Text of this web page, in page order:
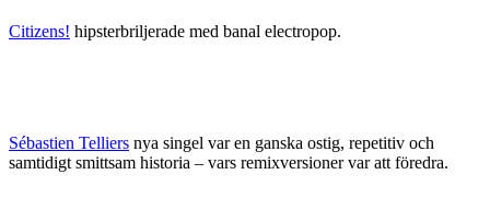
Citizens! hipsterbriljerade med banal electropop.
Sébastien Telliers nya singel var en ganska ostig, repetitiv och
samtidigt smittsam historia – vars remixversioner var att föredra.